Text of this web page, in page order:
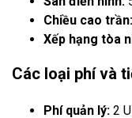
Chiều cao trần:
Xếp hạng tòa
Các loại phí và
Phí quản lý: 2